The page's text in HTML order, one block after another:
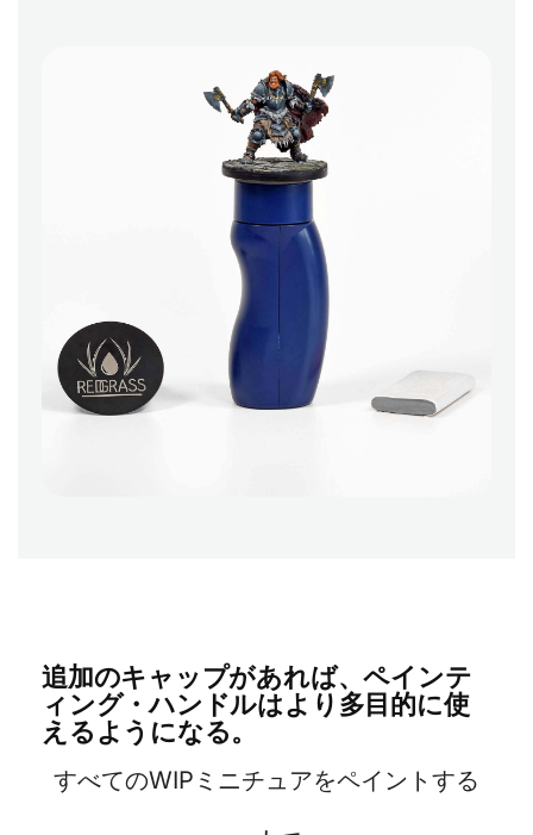
追加のキャップがあれば、ペインテ
ィング・ハンドルはより多目的に使
えるようになる。
すべてのWIPミニチュアをペイントする